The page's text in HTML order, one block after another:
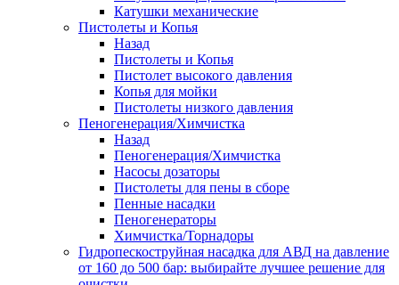
Катушки механические
Пистолеты и Копья
Назад
Пистолеты и Копья
Пистолет высокого давления
Копья для мойки
Пистолеты низкого давления
Пеногенерация/Химчистка
Назад
Пеногенерация/Химчистка
Насосы дозаторы
Пистолеты для пены в сборе
Пенные насадки
Пеногенераторы
Химчистка/Торнадоры
Гидропескоструйная насадка для АВД на давление
от 160 до 500 бар: выбирайте лучшее решение для